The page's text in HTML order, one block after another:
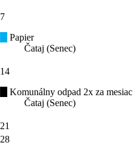
7
Papier
Čataj (Senec)
14
Komunálny odpad 2x za mesiac
Čataj (Senec)
21
28